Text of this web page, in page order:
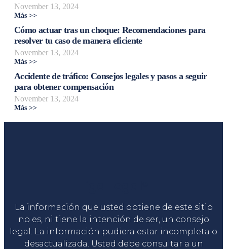
November 13, 2024
Más >>
Cómo actuar tras un choque: Recomendaciones para
resolver tu caso de manera eficiente
November 13, 2024
Más >>
Accidente de tráfico: Consejos legales y pasos a seguir
para obtener compensación
November 13, 2024
Más >>
La información que usted obtiene de este sitio
no es, ni tiene la intención de ser, un consejo
legal. La información pudiera estar incompleta o
desactualizada. Usted debe consultar a un